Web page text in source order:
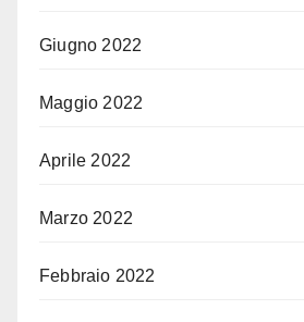
Giugno 2022
Maggio 2022
Aprile 2022
Marzo 2022
Febbraio 2022